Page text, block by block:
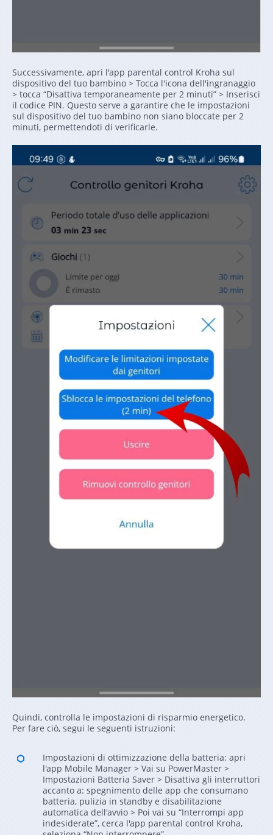
Successivamente, apri l'app parental control Kroha sul
dispositivo del tuo bambino > Tocca l'icona dell'ingranaggio
> tocca “Disattiva temporaneamente per 2 minuti” > Inserisci
il codice PIN. Questo serve a garantire che le impostazioni
sul dispositivo del tuo bambino non siano bloccate per 2
minuti, permettendoti di verificarle.
Quindi, controlla le impostazioni di risparmio energetico.
Per fare ciò, segui le seguenti istruzioni:
Impostazioni di ottimizzazione della batteria: apri
l'app Mobile Manager > Vai su PowerMaster >
Impostazioni Batteria Saver > Disattiva gli interruttori
accanto a: spegnimento delle app che consumano
batteria, pulizia in standby e disabilitazione
automatica dell'avvio > Poi vai su “Interrompi app
indesiderate”, cerca l'app parental control Kroha,